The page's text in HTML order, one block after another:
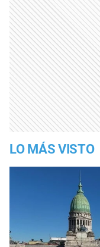
LO MÁS VISTO